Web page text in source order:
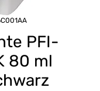
PFI-
80 ml